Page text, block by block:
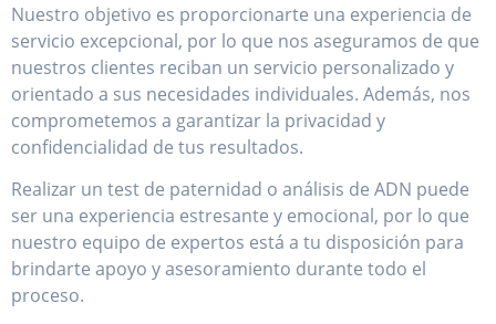
Nuestro objetivo es proporcionarte una experiencia de
servicio excepcional, por lo que nos aseguramos de que
nuestros clientes reciban un servicio personalizado y
orientado a sus necesidades individuales. Además, nos
comprometemos a garantizar la privacidad y
confidencialidad de tus resultados.
Realizar un test de paternidad o análisis de ADN puede
ser una experiencia estresante y emocional, por lo que
nuestro equipo de expertos está a tu disposición para
brindarte apoyo y asesoramiento durante todo el
proceso.